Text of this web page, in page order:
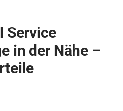
Service
in der Nähe –